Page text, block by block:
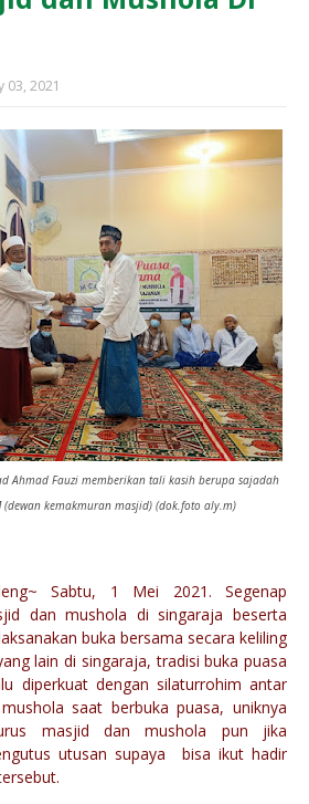
03, 2021
Ahmad Fauzi memberikan tali kasih berupa sajadah
(dewan kemakmuran masjid) (dok.foto aly.m)
Sabtu, 1 Mei 2021. Segenap
dan mushola di singaraja beserta
buka bersama secara keliling
lain di singaraja, tradisi buka puasa
diperkuat dengan silaturrohim antar
saat berbuka puasa, uniknya
masjid dan mushola pun jika
utusan supaya bisa ikut hadir